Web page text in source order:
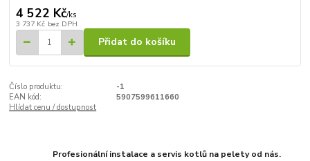
4 522 Kč/ks
3 737 Kč bez DPH
Přidat do košíku
Číslo produktu:
-1
EAN kód:
5907599611660
Hlídat cenu / dostupnost
Profesionální instalace a servis kotlů na pelety od nás.